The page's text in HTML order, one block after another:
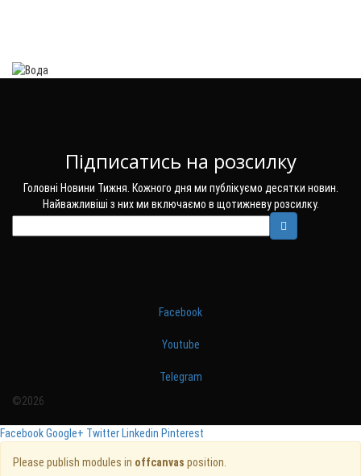
Підписатись на розсилку
Головні Новини Тижня. Кожного дня ми публікуємо десятки новин.
Найважливіші з них ми включаємо в щотижневу розсилку.
Facebook
Youtube
Telegram
©2026
FacebookGoogle+ Twitter Linkedin Pinterest
Please publish modules in offcanvas position.